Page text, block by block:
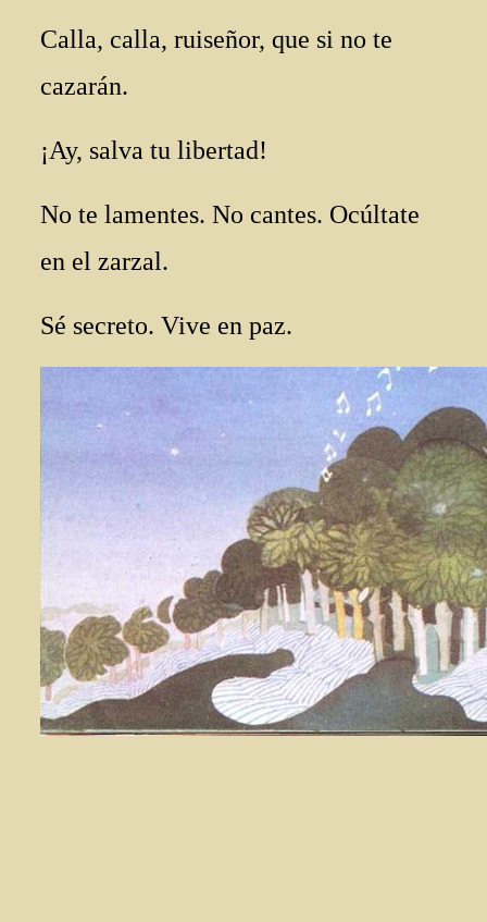
Calla, calla, ruiseñor, que si no te
cazarán.
¡Ay, salva tu libertad!
No te lamentes. No cantes. Ocúltate
en el zarzal.
Sé secreto. Vive en paz.